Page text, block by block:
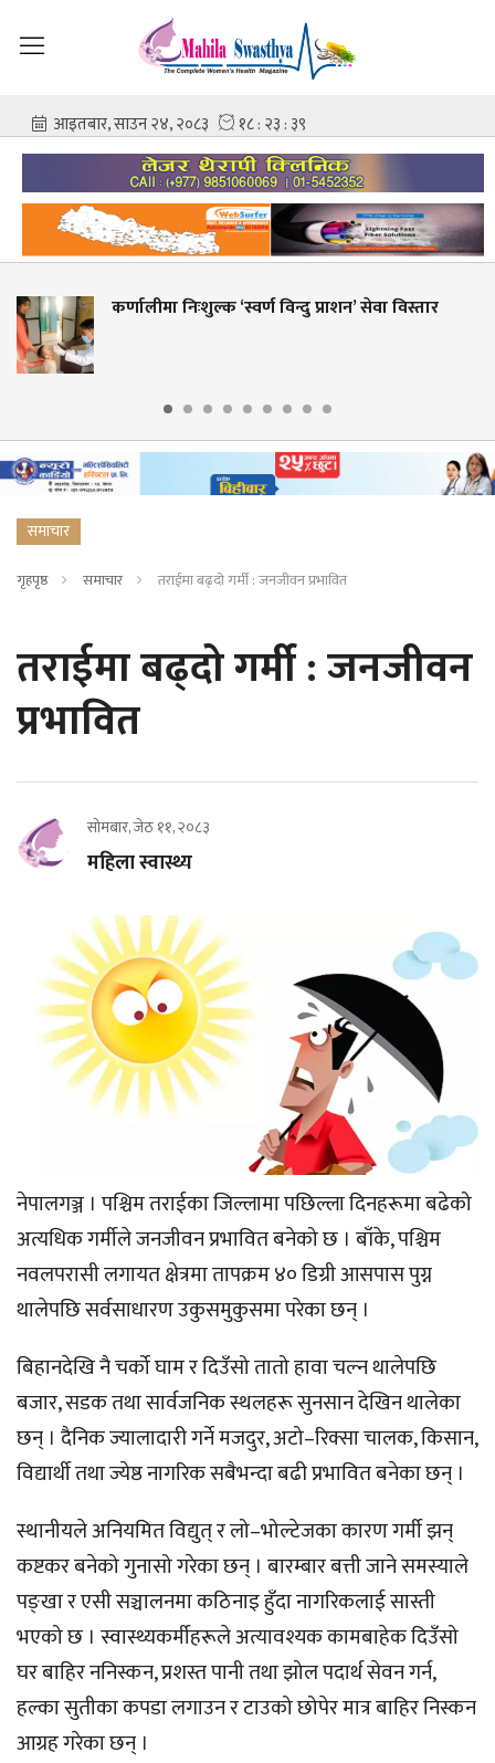
निःशुल्क ‘स्वर्ण विन्दु प्राशन’ सेवा विस्तार
समाचार
गृहपृष्ठ समाचार तराईमा बढ्दो गर्मी : जनजीवन प्रभावित
तराईमा बढ्दो गर्मी : जनजीवन
प्रभावित
सोमबार, जेठ ११, २०८३
महिला स्वास्थ्य
नेपालगञ्ज । पश्चिम तराईका जिल्लामा पछिल्ला दिनहरूमा बढेको
अत्यधिक गर्मीले जनजीवन प्रभावित बनेको छ । बाँके, पश्चिम
नवलपरासी लगायत क्षेत्रमा तापक्रम ४० डिग्री आसपास पुग्न
थालेपछि सर्वसाधारण उकुसमुकुसमा परेका छन् ।
बिहानदेखि नै चर्को घाम र दिउँसो तातो हावा चल्न थालेपछि
बजार, सडक तथा सार्वजनिक स्थलहरू सुनसान देखिन थालेका
छन् । दैनिक ज्यालादारी गर्ने मजदुर, अटो–रिक्सा चालक, किसान,
विद्यार्थी तथा ज्येष्ठ नागरिक सबैभन्दा बढी प्रभावित बनेका छन् ।
स्थानीयले अनियमित विद्युत् र लो–भोल्टेजका कारण गर्मी झन्
कष्टकर बनेको गुनासो गरेका छन् । बारम्बार बत्ती जाने समस्याले
पङ्खा र एसी सञ्चालनमा कठिनाइ हुँदा नागरिकलाई सास्ती
भएको छ । स्वास्थ्यकर्मीहरूले अत्यावश्यक कामबाहेक दिउँसो
घर बाहिर ननिस्कन, प्रशस्त पानी तथा झोल पदार्थ सेवन गर्न,
हल्का सुतीका कपडा लगाउन र टाउको छोपेर मात्र बाहिर निस्कन
आग्रह गरेका छन् ।